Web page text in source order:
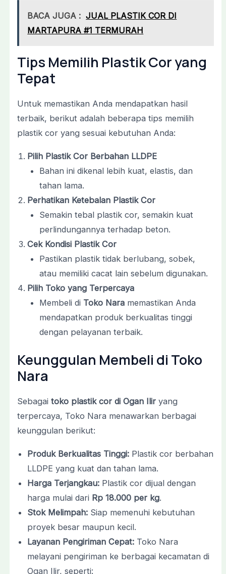
BACA JUGA : JUAL PLASTIK COR DI
MARTAPURA #1 TERMURAH
Tips Memilih Plastik Cor yang
Tepat
Untuk memastikan Anda mendapatkan hasil
terbaik, berikut adalah beberapa tips memilih
plastik cor yang sesuai kebutuhan Anda:
Pilih Plastik Cor Berbahan LLDPE
Bahan ini dikenal lebih kuat, elastis, dan
tahan lama.
Perhatikan Ketebalan Plastik Cor
Semakin tebal plastik cor, semakin kuat
perlindungannya terhadap beton.
Cek Kondisi Plastik Cor
Pastikan plastik tidak berlubang, sobek,
atau memiliki cacat lain sebelum digunakan.
Pilih Toko yang Terpercaya
Membeli di Toko Nara memastikan Anda
mendapatkan produk berkualitas tinggi
dengan pelayanan terbaik.
Keunggulan Membeli di Toko
Nara
Sebagai toko plastik cor di Ogan Iliryang
terpercaya, Toko Nara menawarkan berbagai
keunggulan berikut:
Produk Berkualitas Tinggi:Plastik cor berbahan
LLDPE yang kuat dan tahan lama.
Harga Terjangkau:Plastik cor dijual dengan
harga mulai dari Rp 18.000 per kg.
Stok Melimpah:Siap memenuhi kebutuhan
proyek besar maupun kecil.
Layanan Pengiriman Cepat:Toko Nara
melayani pengiriman ke berbagai kecamatan di
Ogan Ilir, seperti: